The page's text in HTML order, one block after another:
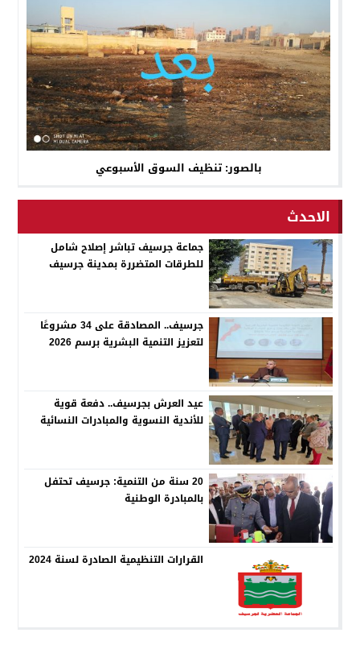
بالصور: تنظيف السوق الأسبوعي
الاحدث
جماعة جرسيف تباشر إصلاح شامل
للطرقات المتضررة بمدينة جرسيف
جرسيف.. المصادقة على 34 مشروعًا
لتعزيز التنمية البشرية برسم 2026
عيد العرش بجرسيف.. دفعة قوية
للأندية النسوية والمبادرات النسائية
20 سنة من التنمية: جرسيف تحتفل
بالمبادرة الوطنية
القرارات التنظيمية الصادرة لسنة 2024